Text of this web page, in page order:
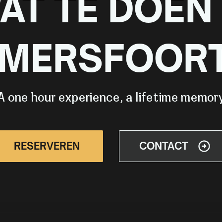
one hour experience, a lifetime
RESERVEREN CONTACT